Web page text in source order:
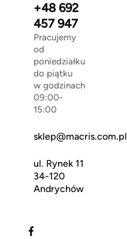
+48 692
457 947
Pracujemy
od
poniedziałku
do piątku
w godzinach
09:00-
15:00
sklep@macris.com.pl
ul. Rynek 11
34-120
Andrychów